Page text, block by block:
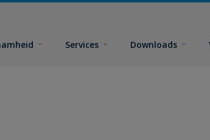
Services Downloads